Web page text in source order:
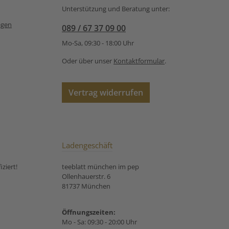
Unterstützung und Beratung unter:
089 / 67 37 09 00
Mo-Sa, 09:30 - 18:00 Uhr
Oder über unser Kontaktformular.
Vertrag widerrufen
Ladengeschäft
teeblatt münchen im pep
Ollenhauerstr. 6
81737 München
Öffnungszeiten:
Mo - Sa: 09:30 - 20:00 Uhr